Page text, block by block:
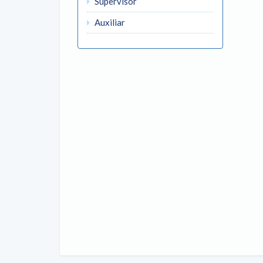
Auxiliar